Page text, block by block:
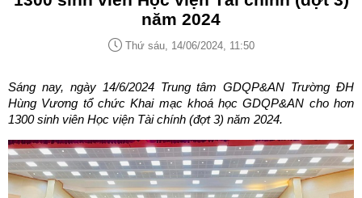
năm 2024
Thứ sáu, 14/06/2024, 11:50
Sáng nay, ngày 14/6/2024 Trung tâm GDQP&AN Trường ĐH
Hùng Vương tổ chức Khai mạc khoá học GDQP&AN cho hơn
1300 sinh viên Học viện Tài chính (đợt 3) năm 2024.